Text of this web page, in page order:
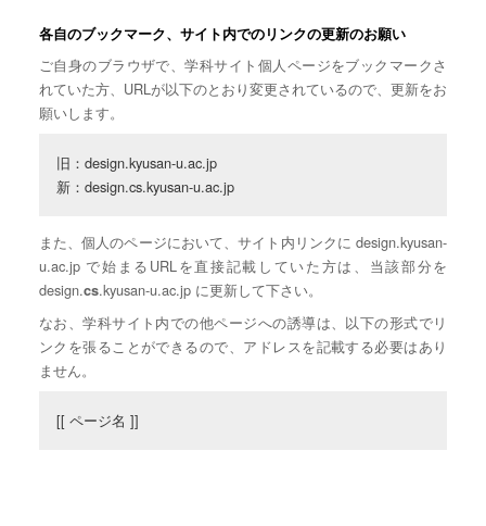
各自のブックマーク、サイト内でのリンクの更新のお願い
ご自身のブラウザで、学科サイト個人ページをブックマークさ
れていた方、URLが以下のとおり変更されているので、更新をお
願いします。
旧：design.kyusan-u.ac.jp
新：design.cs.kyusan-u.ac.jp
また、個人のページにおいて、サイト内リンクに design.kyusan-
u.ac.jp で始まるURLを直接記載していた方は、当該部分を
design.cs.kyusan-u.ac.jp に更新して下さい。
なお、学科サイト内での他ページへの誘導は、以下の形式でリ
ンクを張ることができるので、アドレスを記載する必要はあり
ません。
[[ ページ名 ]]